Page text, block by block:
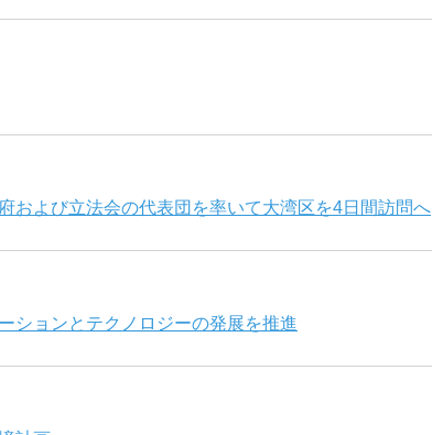
および立法会の代表団を率いて大湾区を4日間訪問へ
ションとテクノロジーの発展を推進